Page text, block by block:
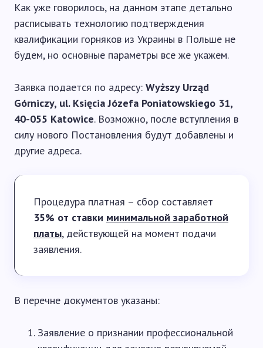
Как уже говорилось, на данном этапе детально
расписывать технологию подтверждения
квалификации горняков из Украины в Польше не
будем, но основные параметры все же укажем.
Заявка подается по адресу: Wyższy Urząd
Górniczy, ul. Księcia Józefa Poniatowskiego 31,
40-055 Katowice. Возможно, после вступления в
силу нового Постановления будут добавлены и
другие адреса.
Процедура платная – сбор составляет
35% от ставки минимальной заработной
платы, действующей на момент подачи
заявления.
В перечне документов указаны:
Заявление о признании профессиональной